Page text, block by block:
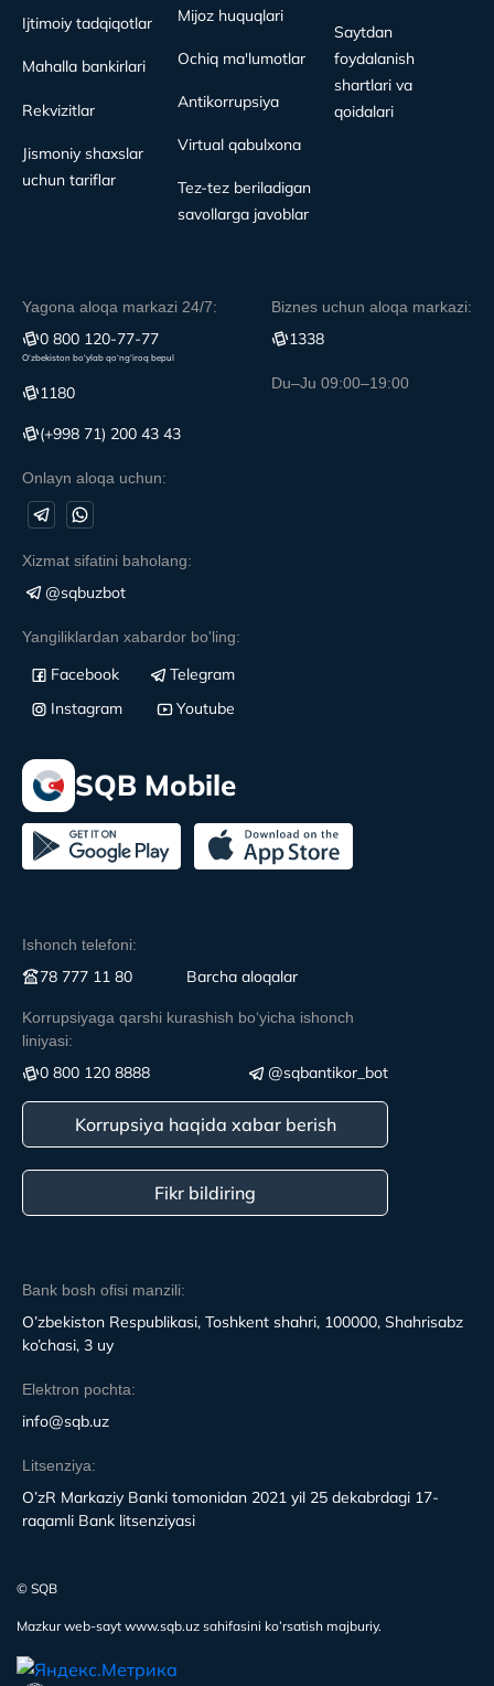
Bank bosh ofisi manzili:
O’zbekiston Respublikasi, Toshkent shahri, 100000, Shahrisabz
ko’chasi, 3 uy
Elektron pochta:
info@sqb.uz
Litsenziya:
O’zR Markaziy Banki tomonidan 2021 yil 25 dekabrdagi 17-
raqamli Bank litsenziyasi
Ijtimoiy tadqiqotlar
Mahalla bankirlari
Rekvizitlar
Jismoniy shaxslar
uchun tariflar
Mijoz huquqlari
Ochiq ma'lumotlar
Antikorrupsiya
Virtual qabulxona
Tez-tez beriladigan
savollarga javoblar
Saytdan
foydalanish
shartlari va
qoidalari
Yagona aloqa markazi 24/7:
0 800 120-77-77
O‘zbekiston bo‘ylab qo‘ng‘iroq bepul
1180
(+998 71) 200 43 43
Onlayn aloqa uchun:
Biznes uchun aloqa markazi:
1338
Du–Ju 09:00–19:00
Xizmat sifatini baholang:
@sqbuzbot
Yangiliklardan xabardor bo'ling:
Facebook
Telegram
Instagram
Youtube
SQB Mobile
Ishonch telefoni:
78 777 11 80 Вarcha aloqalar
Korrupsiyaga qarshi kurashish boʻyicha ishonch
liniyasi:
0 800 120 8888 @sqbantikor_bot
Korrupsiya haqida xabar berish
Fikr bildiring
© SQB
Mazkur web-sayt www.sqb.uz sahifasini ko’rsatish majburiy.